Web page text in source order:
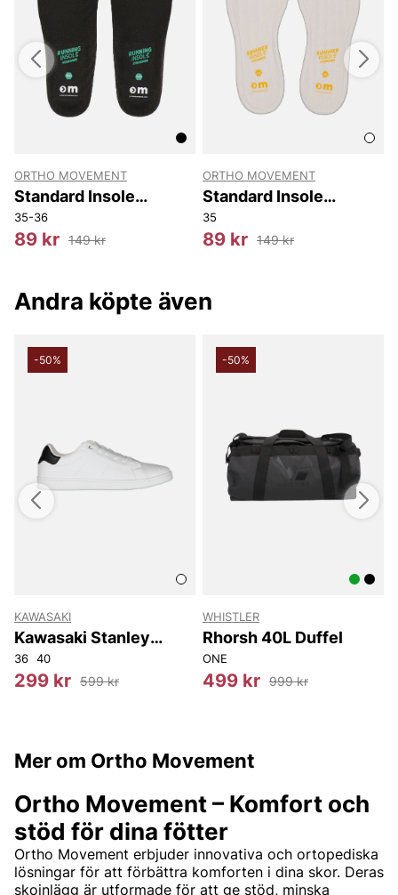
ORTHO MOVEMENT
Standard Insole
Running
35-36
89 kr 149 kr
ORTHO MOVEMENT
Standard Insole
Summer
35
89 kr 149 kr
Andra köpte även
W27L30 W29L32
-50%
KAWASAKI
Kawasaki Stanley
Classic Shoe
36 40
299 kr 599 kr
-50%
WHISTLER
Rhorsh 40L Duffel
ONE
499 kr 999 kr
Mer om Ortho Movement
Ortho Movement – Komfort och
stöd för dina fötter
Ortho Movement erbjuder innovativa och ortopediska
lösningar för att förbättra komforten i dina skor. Deras
skoinlägg är utformade för att ge stöd, minska